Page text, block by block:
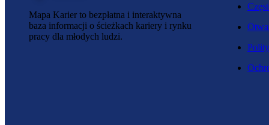
Mapa Karier to bezpłatna i interaktywna
baza informacji o ścieżkach kariery i rynku
pracy dla młodych ludzi.